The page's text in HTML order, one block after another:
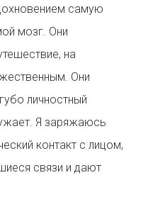
самую
мозг. Они
на
Они
личностный
Я заряжаюсь
контакт с лицом,
связи и дают